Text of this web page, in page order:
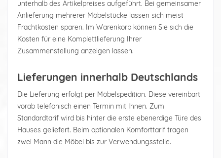
unterhalb des Artikelpreises aufgeführt. Bei gemeinsamer
Anlieferung mehrerer Möbelstücke lassen sich meist
Frachtkosten sparen. Im Warenkorb können Sie sich die
Kosten für eine Komplettlieferung Ihrer
Zusammenstellung anzeigen lassen.
Lieferungen innerhalb Deutschlands
Die Lieferung erfolgt per Möbelspedition. Diese vereinbart
vorab telefonisch einen Termin mit Ihnen. Zum
Standardtarif wird bis hinter die erste ebenerdige Türe des
Hauses geliefert. Beim optionalen Komforttarif tragen
zwei Mann die Möbel bis zur Verwendungsstelle.